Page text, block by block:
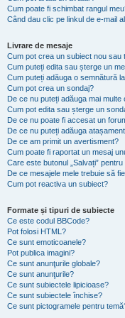
Cum poate fi schimbat rangul
Când dau clic pe linkul de e-mail
Livrare de mesaje
Cum pot crea un subiect nou sau
Cum puteți edita sau șterge un
Cum puteți adăuga o semnătură
Cum pot crea un sondaj?
De ce nu puteți adăuga mai multe
Cum pot edita sau șterge un
De ce nu poate fi accesat un
De ce nu puteți adăuga
De ce am primit un avertisment?
Cum poate fi raportat un mesaj
Care este butonul „Salvați”
De ce mesajele mele trebuie să
Cum pot reactiva un subiect?
Formate și tipuri de subiecte
Ce este codul BBCode?
Pot folosi HTML?
Ce sunt emoticoanele?
Pot publica imagini?
Ce sunt anunţurile globale?
Ce sunt anunţurile?
Ce sunt subiectele lipicioase?
Ce sunt subiectele închise?
Ce sunt pictogramele pentru